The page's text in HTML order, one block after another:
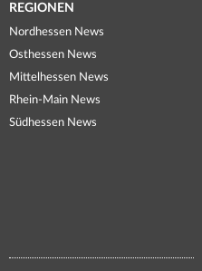
REGIONEN
Nordhessen News
Osthessen News
Mittelhessen News
Rhein-Main News
Südhessen News